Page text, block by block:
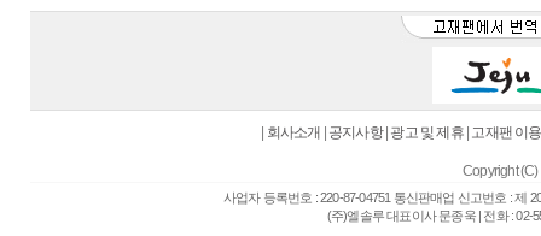
회사소개 공지사항| 광고 및 제휴| 고재팬 이
Copyright (C)
사업자 등록번호 : 220-87-04751 통신판매업 신고번호 : 제
(주)엘솔루 대표이사 문종욱 | 전화 : 02-